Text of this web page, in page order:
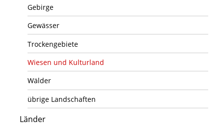
Gebirge
Gewässer
Trockengebiete
Wiesen und Kulturland
Wälder
übrige Landschaften
Länder